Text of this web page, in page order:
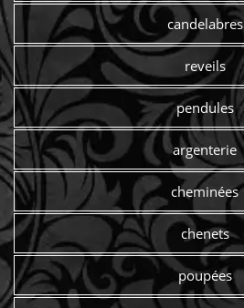
candelabres
reveils
pendules
argenterie
cheminées
chenets
poupées